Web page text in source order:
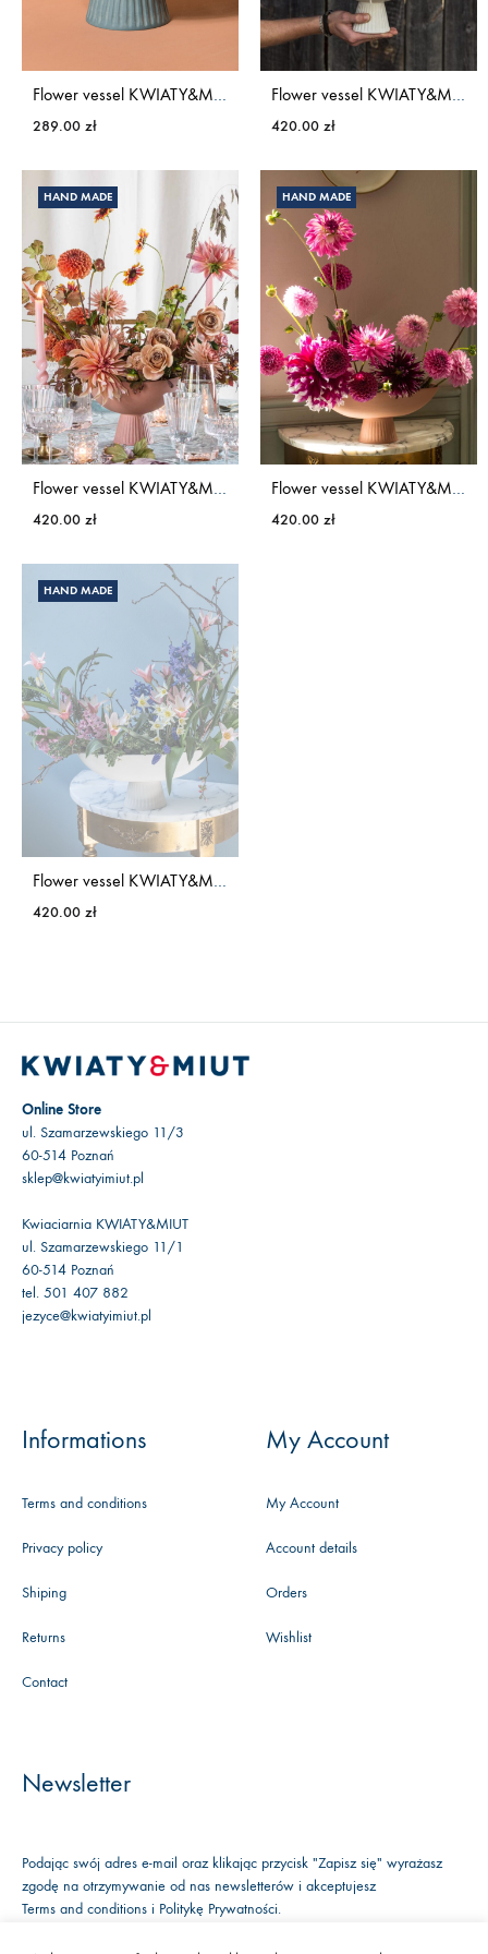
Flower vessel KWIATY&MIUT
289.00 zł
Flower vessel KWIATY&MIUT
420.00 zł
HAND MADE
420.00 zł
HAND MADE
420.00 zł
HAND MADE
Flower vessel KWIATY&MIUT
420.00 zł
Online Store
ul. Szamarzewskiego 11/3
60-514 Poznań
sklep@kwiatyimiut.pl
Kwiaciarnia KWIATY&MIUT
ul. Szamarzewskiego 11/1
60-514 Poznań
tel. 501 407 882
jezyce@kwiatyimiut.pl
Informations
Terms and conditions
Privacy policy
Shiping
Returns
Contact
My Account
My Account
Account details
Orders
Wishlist
Newsletter
Podając swój adres e-mail oraz klikając przycisk "Zapisz się" wyrażasz
zgodę na otrzymywanie od nas newsletterów i akceptujesz
Terms and conditions i Politykę Prywatności.